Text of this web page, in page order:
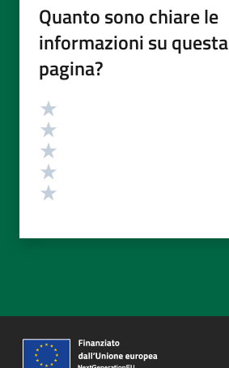
Quanto sono chiare le
informazioni su questa
pagina?
Valutazione